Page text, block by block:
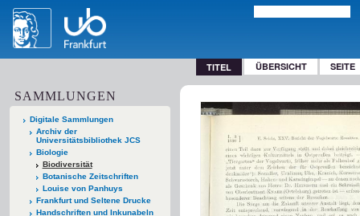
TITEL ÜBERSICHT SEITE
SAMMLUNGEN
Digitale Sammlungen
Archiv der
Universitätsbibliothek JCS
Biologie
Biodiversität
Botanische Zeitschriften
Louise von Panhuys
Frankfurt und Seltene Drucke
Handschriften und Inkunabeln